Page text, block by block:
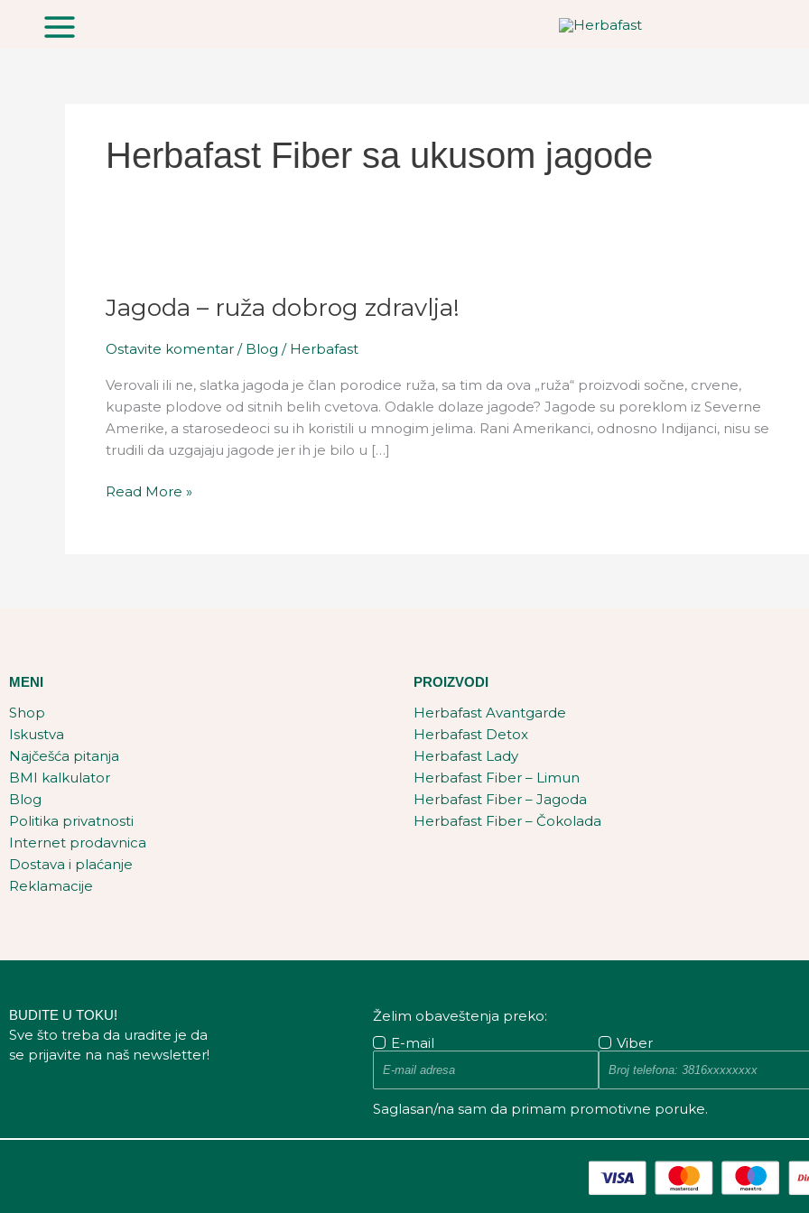
Herbafast Fiber sa ukusom jagode
Jagoda – ruža dobrog zdravlja!
Ostavite komentar / Blog / Herbafast
Verovali ili ne, slatka jagoda je član porodice ruža, sa tim da ova „ruža“ proizvodi sočne, crvene,
kupaste plodove od sitnih belih cvetova. Odakle dolaze jagode? Jagode su poreklom iz Severne
Amerike, a starosedeoci su ih koristili u mnogim jelima. Rani Amerikanci, odnosno Indijanci, nisu se
trudili da uzgajaju jagode jer ih je bilo u […]
ruža
dobrog
zdravlja!
Read More »
MENI
Shop
Iskustva
Najčešća pitanja
BMI kalkulator
Blog
Politika privatnosti
Internet prodavnica
Dostava i plaćanje
Reklamacije
PROIZVODI
Herbafast Avantgarde
Herbafast Detox
Herbafast Lady
Herbafast Fiber – Limun
Herbafast Fiber – Jagoda
Herbafast Fiber – Čokolada
BUDITE U TOKU!
Sve što treba da uradite je da
se prijavite na naš newsletter!
Želim obaveštenja preko:
E-mail
Viber
Saglasan/na sam da primam promotivne poruke.